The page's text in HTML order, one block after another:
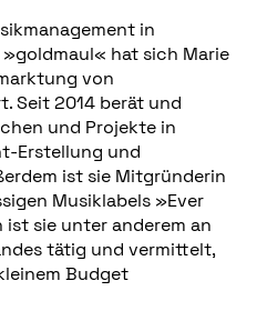
in
hat sich Marie
von
Seit 2014 berät und
und Projekte in
Erstellung und
ist sie Mitgründerin
Musiklabels »Ever
ist sie unter anderem an
tätig und vermittelt,
Budget